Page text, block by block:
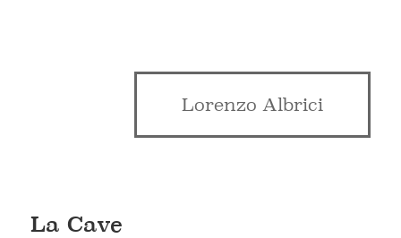
Lorenzo Albrici
La Cave